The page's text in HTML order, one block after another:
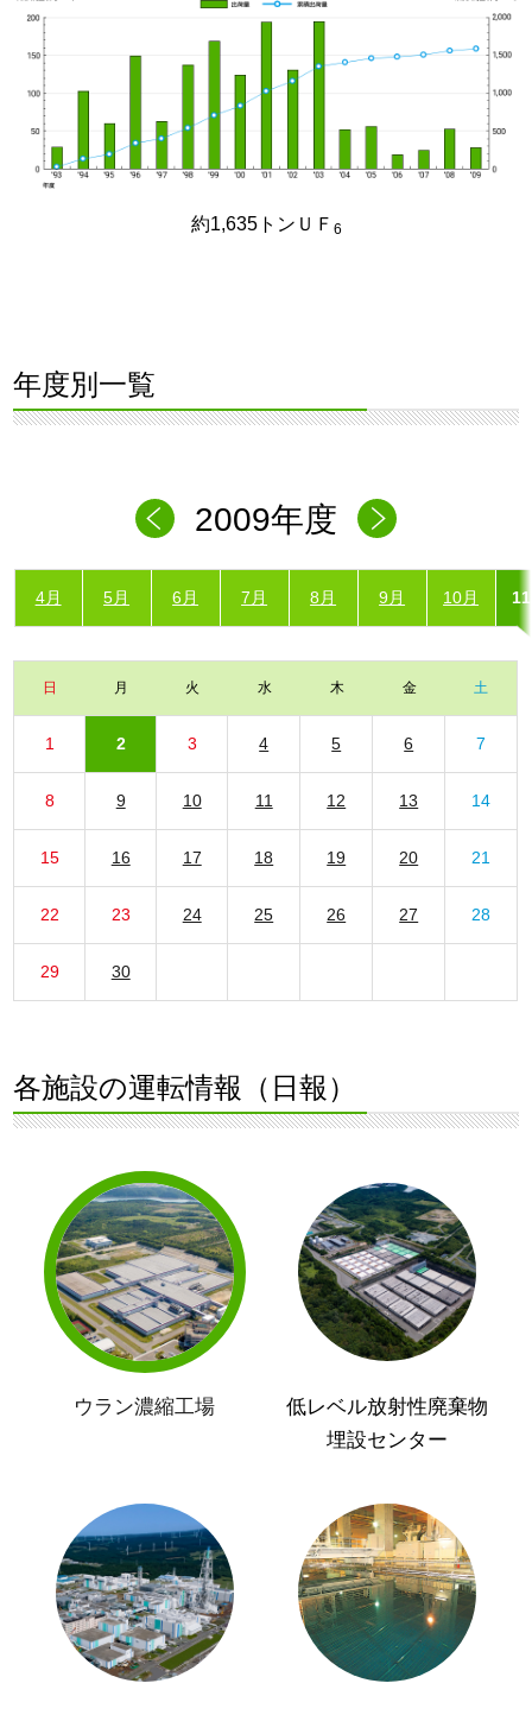
約1,635トンＵＦ 6
年度別一覧
2009年度
4月 5月 6月 7月 8月 9月 10月
日 月 火 水 木 金 土
1 2 3 4 5 6 7
8 9 10 11 12 13 14
15 16 17 18 19 20 21
22 23 24 25 26 27 28
29 30
各施設の運転情報（日報）
ウラン濃縮工場
低レベル放射性廃棄物
埋設センター